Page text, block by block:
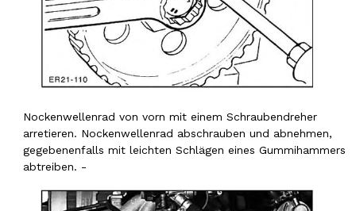
Nockenwellenrad von vorn mit einem Schraubendreher
arretieren. Nockenwellenrad abschrauben und abnehmen,
gegebenenfalls mit leichten Schlägen eines Gummihammers
abtreiben. -